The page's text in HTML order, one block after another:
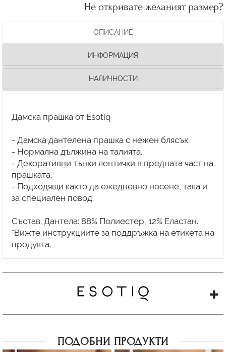
Не откривате желаният размер?
ОПИСАНИЕ
ИНФОРМАЦИЯ
НАЛИЧНОСТИ
Дамска прашка от Esotiq
- Дамска дантелена прашка с нежен блясък.
- Нормална дължина на талията.
- Декоративни тънки лентички в предната част на
прашката.
- Подходящи както да ежедневно носене, така и
за специален повод.
Състав: Дантела: 88% Полиестер, 12% Еластан.
*Вижте инструкциите за поддръжка на етикета на
ПОДОБНИ ПРОДУКТИ